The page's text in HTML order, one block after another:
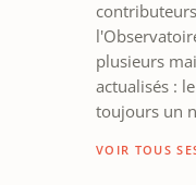
plusieurs
actualisés :
toujours un
VOIR TOUS